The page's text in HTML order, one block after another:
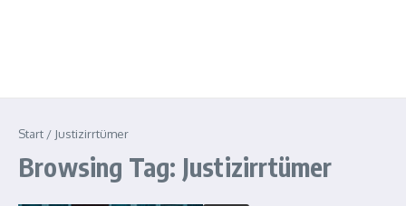
Start / Justizirrtümer
Browsing Tag: Justizirrtümer